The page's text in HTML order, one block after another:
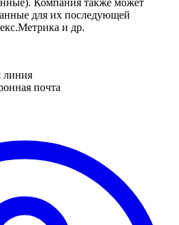
Компания также может
для их последующей
и др.
линия
почта